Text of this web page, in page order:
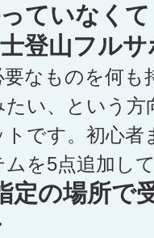
ていなく
登山フル
要なものを何も
たい、という
トです。初心
ムを5点追加し
定の場所で